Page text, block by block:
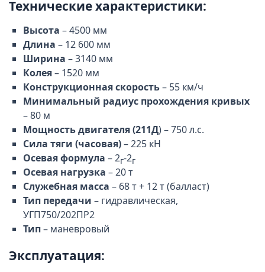
Технические характеристики:
Высота – 4500 мм
Длина – 12 600 мм
Ширина – 3140 мм
Колея– 1520 мм
Конструкционная скорость– 55 км/ч
Минимальный радиус прохождения кривых
– 80 м
Мощность двигателя (211Д) – 750 л.с.
Сила тяги (часовая)– 225 кН
Осевая формула – 2г-2г
Осевая нагрузка – 20 т
Служебная масса – 68 т + 12 т (балласт)
Тип передачи – гидравлическая,
УГП750/202ПР2
Тип– маневровый
Эксплуатация: